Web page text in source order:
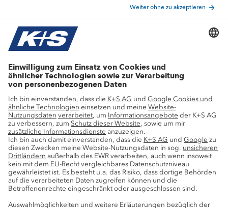
Werkseinsatz in Werra-
Studis & Azubis berichten!
Unsere dualen Studierenden und Azubis
aus Kassel berichten von ihrem
spannenden Werkseinsatz am Werk
Werra.